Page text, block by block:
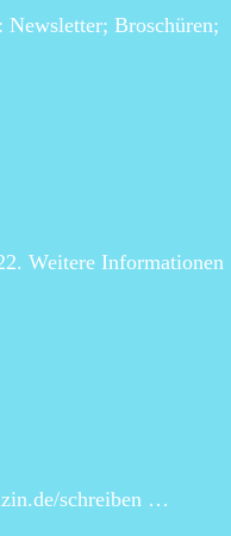
Broschüren;
Weitere Informationen
schreiben …